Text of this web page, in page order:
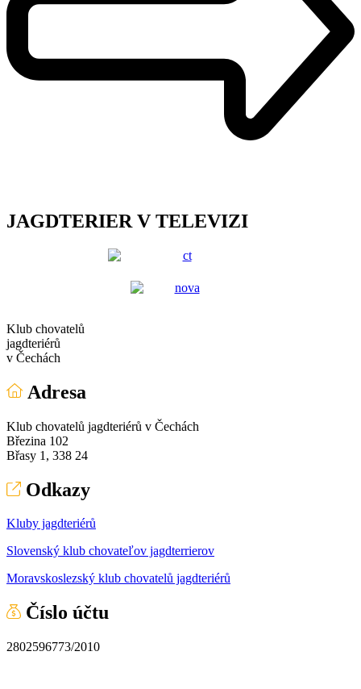
JAGDTERIER V TELEVIZI
Klub chovatelů
jagdteriérů
v Čechách
Adresa
Klub chovatelů jagdteriérů v Čechách
Březina 102
Břasy 1, 338 24
Odkazy
Kluby jagdteriérů
Slovenský klub chovateľov jagdterrierov
Moravskoslezský klub chovatelů jagdteriérů
Číslo účtu
2802596773/2010